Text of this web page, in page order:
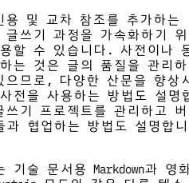
및 교차 참조를 추가하는
쓰기 과정을 가속화하기 위
할 수 있습니다. 사전이나
는 것은 글의 품질을 관리하
므로, 다양한 산문을 향상
전을 사용하는 방법도 설명
기 프로젝트를 관리하고 버
협업하는 방법도 설명합니
술 문서용 Markdown과 영